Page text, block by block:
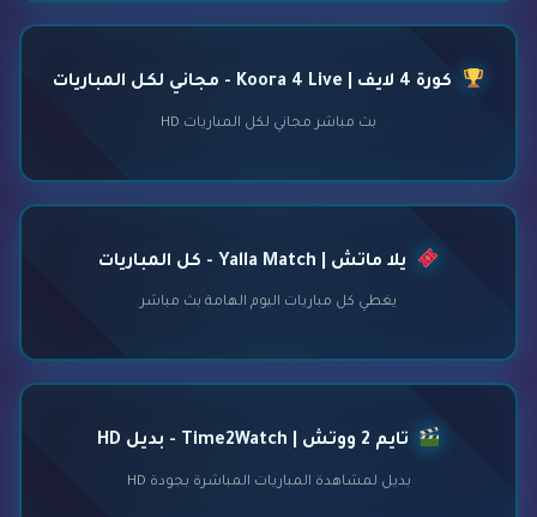
كورة 4 لايف | Koora 4 Live - مجاني لكل المباريات
بث مباشر مجاني لكل المباريات HD
يلا ماتش | Yalla Match - كل المباريات
يغطي كل مباريات اليوم الهامة بث مباشر
تايم 2 ووتش | Time2Watch - بديل HD
بديل لمشاهدة المباريات المباشرة بجودة HD